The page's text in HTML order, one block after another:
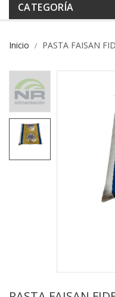
CATEGORÍA
Inicio PASTA FAISAN